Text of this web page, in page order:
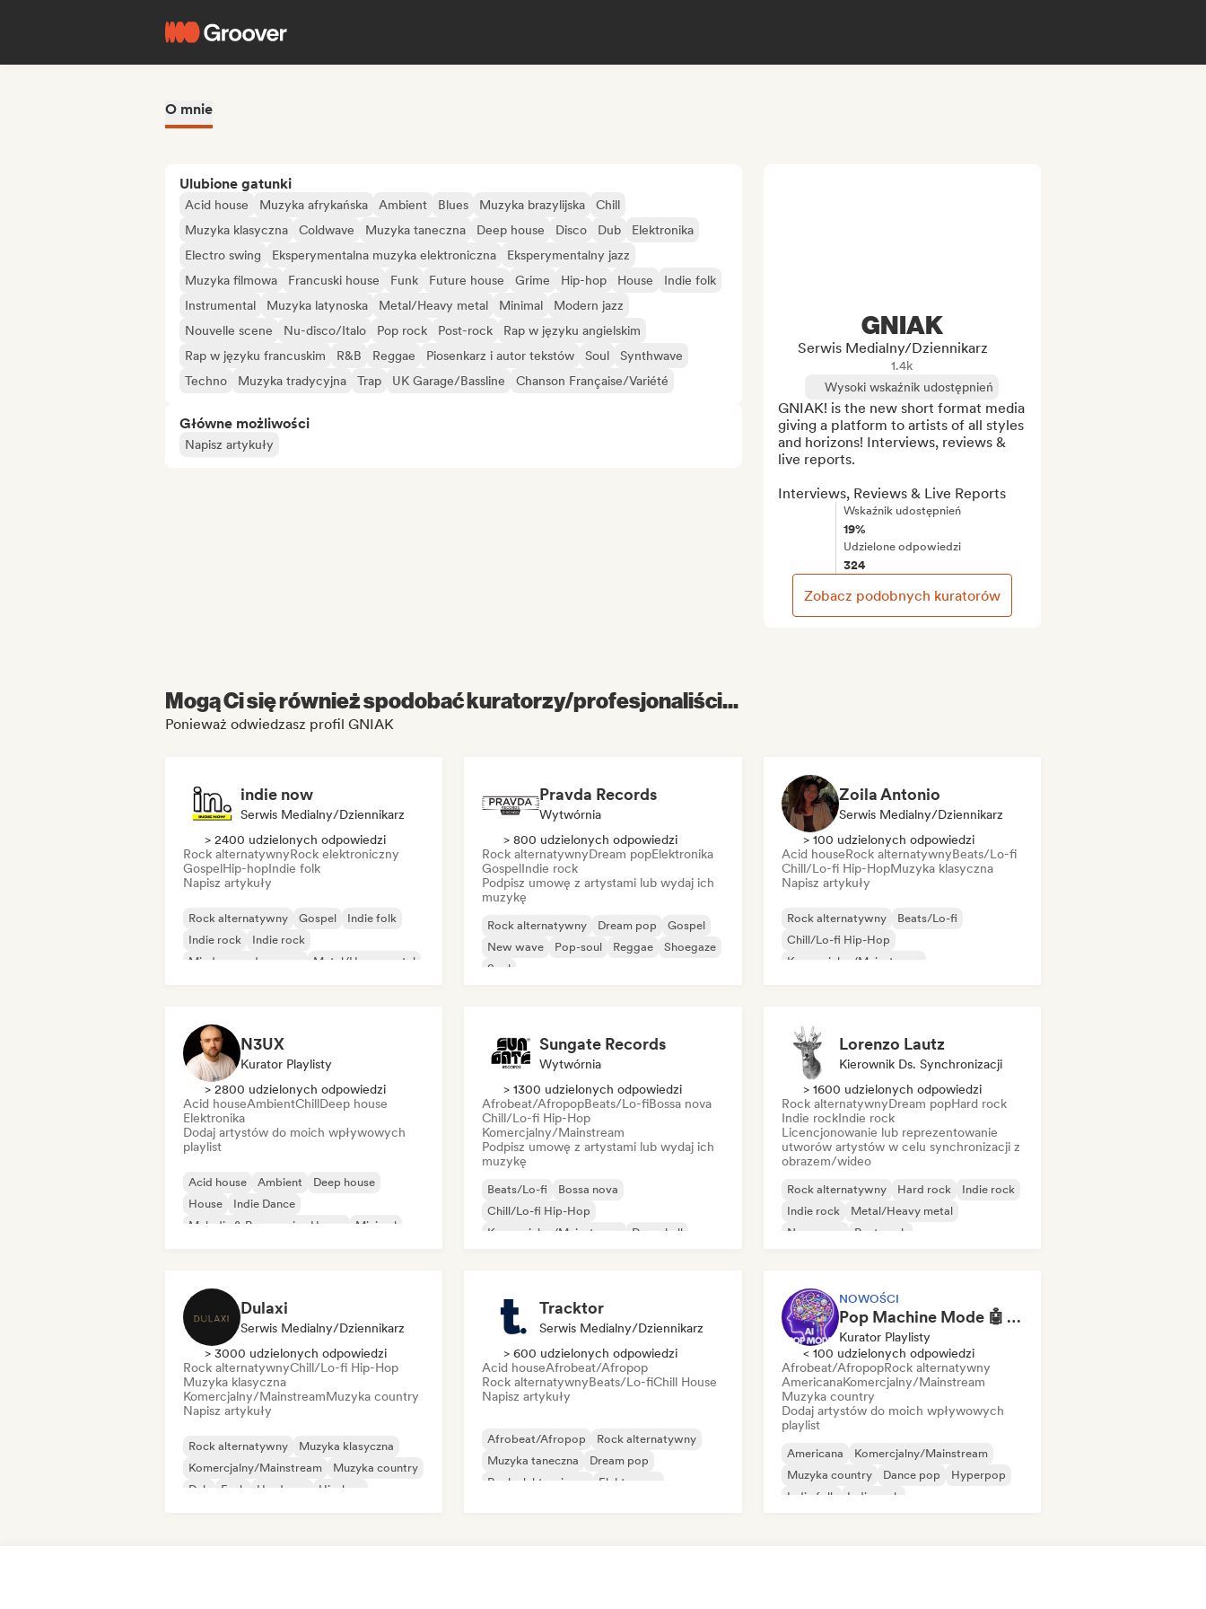
O mnie
Ulubione gatunki
Acid house Muzyka afrykańska Ambient Blues Muzyka brazylijska
Chill
Muzyka klasyczna
Coldwave Muzyka taneczna Deep house Disco Dub
Elektronika
Electro swing
Eksperymentalna muzyka elektroniczna
Eksperymentalny jazz
Muzyka filmowa
Francuski house Funk Future house Grime Hip-hop House
Indie folk
Instrumental
Muzyka latynoska Metal/Heavy metal Minimal
Modern jazz
Nouvelle scene
Nu-disco/Italo Pop rock Post-rock
Rap w języku angielskim
Rap w języku francuskim
R&B Reggae Piosenkarz i autor tekstów Soul
Synthwave
Techno
Muzyka tradycyjna Trap UK Garage/Bassline Chanson Française/Variété
Główne możliwości
Napisz artykuły
GNIAK
Serwis Medialny/Dziennikarz
1.4k
Wysoki wskaźnik udostępnień
GNIAK! is the new short format media
giving a platform to artists of all styles
and horizons! Interviews, reviews &
live reports.
Interviews, Reviews & Live Reports
Wskaźnik udostępnień
19%
Udzielone odpowiedzi
324
Zobacz podobnych kuratorów
Mogą Ci się również spodobać kuratorzy/profesjonaliści...
Ponieważ odwiedzasz profil GNIAK
indie now
Serwis Medialny/Dziennikarz
> 2400 udzielonych odpowiedzi
Rock alternatywnyRock elektroniczny
GospelHip-hopIndie folk
Napisz artykuły
Rock alternatywny Gospel
Indie folk
Indie rock
Indie rock
Międzynarodowy rap
Metal/Heavy metal
Pravda Records
Wytwórnia
> 800 udzielonych odpowiedzi
Rock alternatywnyDream popElektronika
GospelIndie rock
Podpisz umowę z artystami lub wydaj ich
muzykę
Rock alternatywny Dream pop
Gospel
New wave
Pop-soul Reggae
Shoegaze
Soul
Zoila Antonio
Serwis Medialny/Dziennikarz
> 100 udzielonych odpowiedzi
Acid houseRock alternatywnyBeats/Lo-fi
Chill/Lo-fi Hip-HopMuzyka klasyczna
Napisz artykuły
Rock alternatywny
Beats/Lo-fi
Chill/Lo-fi Hip-Hop
Komercjalny/Mainstream
N3UX
Kurator Playlisty
> 2800 udzielonych odpowiedzi
Acid houseAmbientChillDeep house
Elektronika
Dodaj artystów do moich wpływowych
playlist
Acid house Ambient
Deep house
House
Indie Dance
Melodic & Progressive House
Minimal
Sungate Records
Wytwórnia
> 1300 udzielonych odpowiedzi
Afrobeat/AfropopBeats/Lo-fiBossa nova
Chill/Lo-fi Hip-Hop
Komercjalny/Mainstream
Podpisz umowę z artystami lub wydaj ich
muzykę
Beats/Lo-fi
Bossa nova
Chill/Lo-fi Hip-Hop
Komercjalny/Mainstream
Dancehall
Lorenzo Lautz
Kierownik Ds. Synchronizacji
> 1600 udzielonych odpowiedzi
Rock alternatywnyDream popHard rock
Indie rockIndie rock
Licencjonowanie lub reprezentowanie
utworów artystów w celu synchronizacji z
obrazem/wideo
Rock alternatywny Hard rock
Indie rock
Indie rock
Metal/Heavy metal
New wave
Post-rock
Dulaxi
Serwis Medialny/Dziennikarz
> 3000 udzielonych odpowiedzi
Rock alternatywnyChill/Lo-fi Hip-Hop
Muzyka klasyczna
Komercjalny/MainstreamMuzyka country
Napisz artykuły
Rock alternatywny
Muzyka klasyczna
Komercjalny/Mainstream
Muzyka country
Dub
Funk Hardcore Hip-hop
Tracktor
Serwis Medialny/Dziennikarz
> 600 udzielonych odpowiedzi
Acid houseAfrobeat/Afropop
Rock alternatywnyBeats/Lo-fiChill House
Napisz artykuły
Afrobeat/Afropop
Rock alternatywny
Muzyka taneczna
Dream pop
Rock elektroniczny
Elektropop
NOWOŚCI
Pop Machine Mode 🤖 AI Music, Indie Pop & Dream Pop
Kurator Playlisty
< 100 udzielonych odpowiedzi
Afrobeat/AfropopRock alternatywny
AmericanaKomercjalny/Mainstream
Muzyka country
Dodaj artystów do moich wpływowych
playlist
Americana
Komercjalny/Mainstream
Muzyka country
Dance pop
Hyperpop
Indie folk
Indie rock